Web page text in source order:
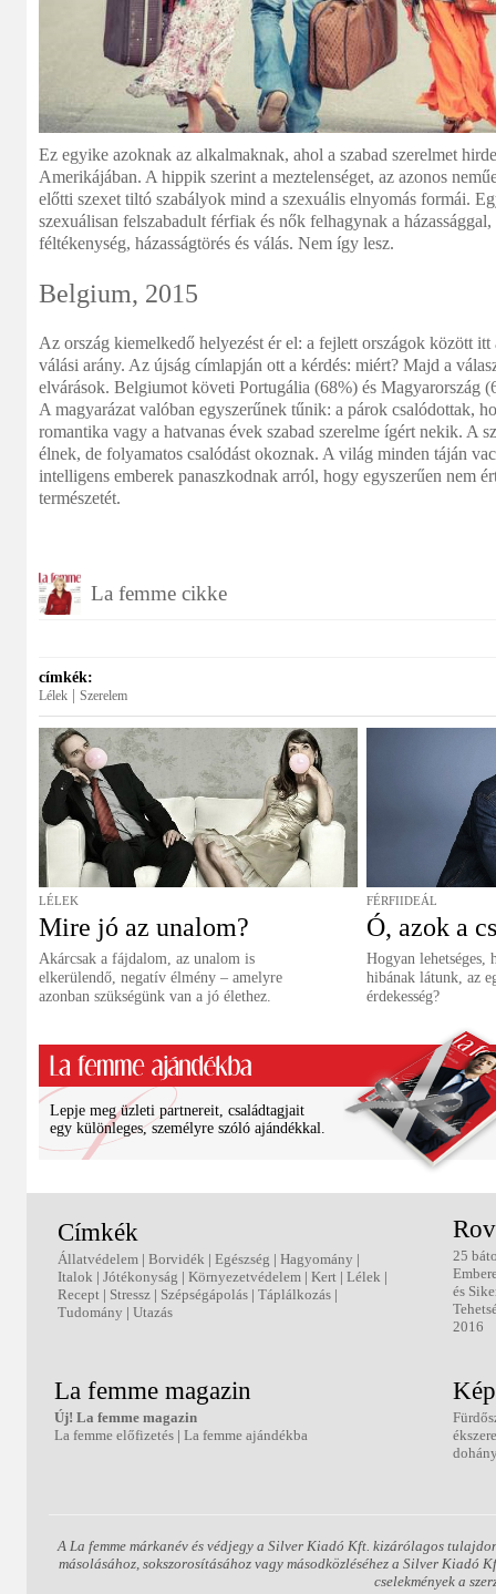
Ez egyike azoknak az alkalmaknak, ahol a szabad szerelmet
Amerikájában. A hippik szerint a meztelenséget, az azonos
előtti szexet tiltó szabályok mind a szexuális elnyomás formái.
szexuálisan felszabadult férfiak és nők felhagynak a
féltékenység, házasságtörés és válás. Nem így lesz.
Belgium, 2015
Az ország kiemelkedő helyezést ér el: a fejlett országok között itt
válási arány. Az újság címlapján ott a kérdés: miért? Majd a
elvárások. Belgiumot követi Portugália (68%) és Magyarország
A magyarázat valóban egyszerűnek tűnik: a párok csalódottak,
romantika vagy a hatvanas évek szabad szerelme ígért nekik. A
élnek, de folyamatos csalódást okoznak. A világ minden táján
intelligens emberek panaszkodnak arról, hogy egyszerűen nem
természetét.
La femme cikke
címkék:
Lélek Szerelem
LÉLEK
Mire jó az unalom?
Akárcsak a fájdalom, az unalom is
elkerülendő, negatív élmény – amelyre
azonban szükségünk van a jó élethez.
FÉRFIIDEÁL
Ó, azok a
Hogyan lehetséges,
hibának látunk, az
érdekesség?
Lepje meg üzleti partnereit, családtagjait
egy különleges, személyre szóló ajándékkal.
Címkék
Állatvédelem | Borvidék | Egészség | Hagyomány |
Italok | Jótékonyság | Környezetvédelem | Kert | Lélek |
Recept | Stressz | Szépségápolás | Táplálkozás |
Tudomány | Utazás
25
és
2016
La femme magazin
Új! La femme magazin
La femme előfizetés | La femme ajándékba
A La femme márkanév és védjegy a Silver Kiadó Kft. kizárólagos
másolásához, sokszorosításához vagy másodközléséhez a Silver
cselekmények a